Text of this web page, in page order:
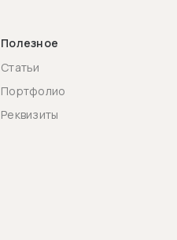
Полезное
Статьи
Портфолио
Реквизиты